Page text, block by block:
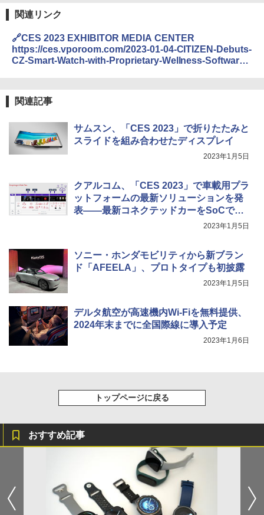
関連リンク
🔗CES 2023 EXHIBITOR MEDIA CENTER
https://ces.vporoom.com/2023-01-04-CITIZEN-Debuts-
CZ-Smart-Watch-with-Proprietary-Wellness-Software-
関連記事
サムスン、「CES 2023」で折りたたみと
スライドを組み合わせたディスプレイ
2023年1月5日
クアルコム、「CES 2023」で車載用プラ
ットフォームの最新ソリューションを発
表――最新コネクテッドカーをSoCで支
2023年1月5日
ソニー・ホンダモビリティから新ブラン
ド「AFEELA」、プロトタイプも初披露
2023年1月5日
デルタ航空が高速機内Wi-Fiを無料提供、
2024年末までに全国際線に導入予定
2023年1月6日
トップページに戻る
おすすめ記事